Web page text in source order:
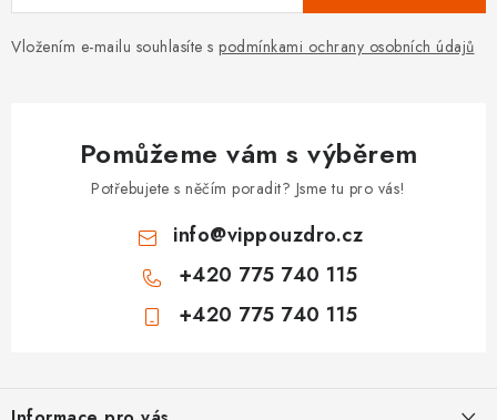
Vložením e-mailu souhlasíte s podmínkami ochrany osobních údajů
Pomůžeme vám s výběrem
Potřebujete s něčím poradit? Jsme tu pro vás!
info@vippouzdro.cz
+420 775 740 115
+420 775 740 115